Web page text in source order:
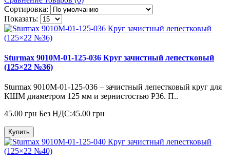
Сортировка:
Показать:
Sturmax 9010M-01-125-036 Круг зачистный лепестковый
(125×22 №36)
Sturmax 9010M-01-125-036 – зачистный лепестковый круг для
КШМ диаметром 125 мм и зернистостью Р36. П..
45.00 грн Без НДС:45.00 грн
Купить